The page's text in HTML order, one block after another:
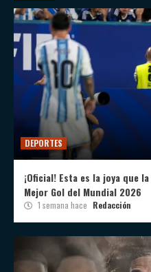
DEPORTES
¡Oficial! Esta es la joya que
Mejor Gol del Mundial 2026
1 semana hace Redacción